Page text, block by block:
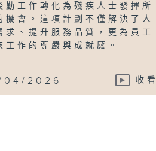
勤工作轉化為殘疾人士發揮所
機會。這項計劃不僅解決了人
求、提升服務品質，更為員工
工作的尊嚴與成就感。
04/2026 收看